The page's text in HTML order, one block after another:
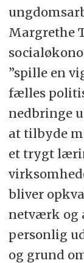
Margrethe
”spille en
fælles
nedbringe
at tilbyde
et trygt
bliver
netværk og
personlig
og grund